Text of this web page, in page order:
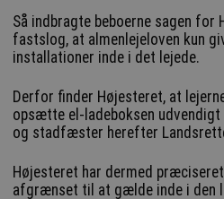
Så indbragte beboerne sagen for
fastslog, at almenlejeloven kun
installationer inde i det lejede.
Derfor finder Højesteret, at
opsætte el-ladeboksen udvendigt
og stadfæster herefter
Højesteret har dermed
afgrænset til at gælde inde i den